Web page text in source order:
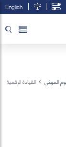
English
المهني القيادة الرقمية